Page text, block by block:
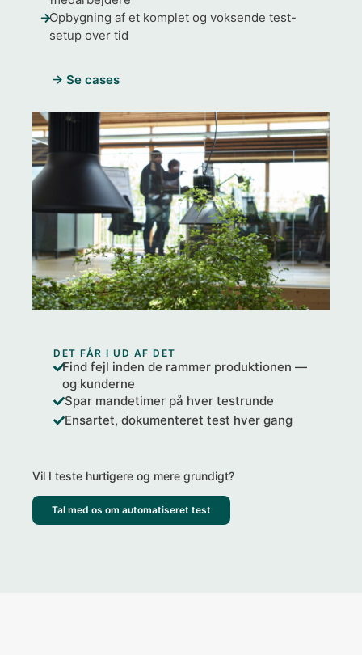
Opbygning af et komplet og voksende test-
setup over tid
→ Se cases
DET FÅR I UD AF DET
Find fejl inden de rammer produktionen —
og kunderne
Spar mandetimer på hver testrunde
Ensartet, dokumenteret test hver gang
Vil I teste hurtigere og mere grundigt?
Tal med os om automatiseret test